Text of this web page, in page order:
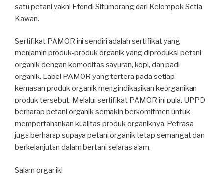
satu petani yakni Efendi Situmorang dari Kelompok Setia
Kawan.
Sertifikat PAMOR ini sendiri adalah sertifikat yang
menjamin produk-produk organik yang diproduksi petani
organik dengan komoditas sayuran, kopi, dan padi
organik. Label PAMOR yang tertera pada setiap
kemasan produk organik mengindikasikan keorganikan
produk tersebut. Melalui sertifikat PAMOR ini pula, UPPD
berharap petani organik semakin berkomitmen untuk
mempertahankan kualitas produk organiknya. Petrasa
juga berharap supaya petani organik tetap semangat dan
berkelanjutan dalam bertani selaras alam.
Salam organik!